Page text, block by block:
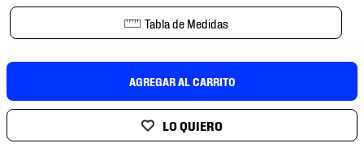
Tabla de Medidas
AGREGAR AL CARRITO